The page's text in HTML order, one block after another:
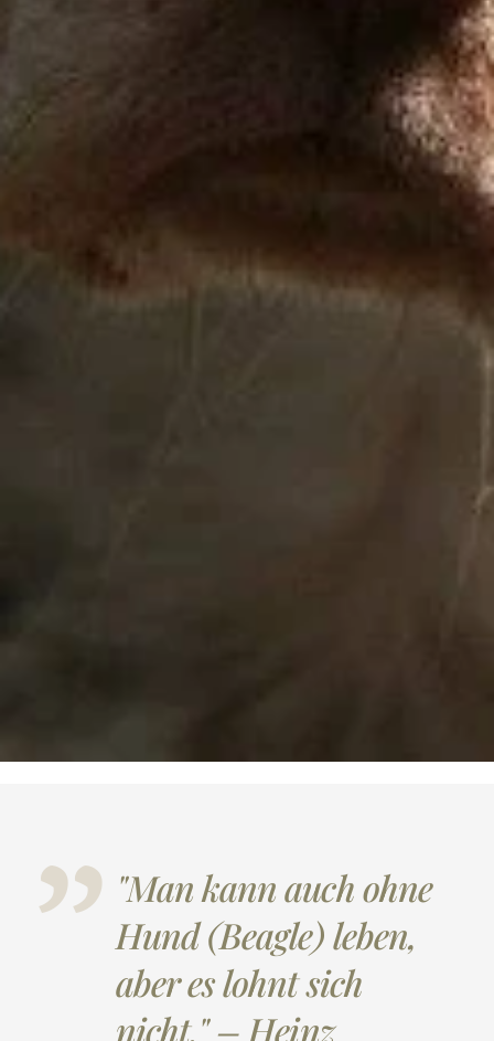
"Man kann auch ohne
Hund (Beagle) leben,
aber es lohnt sich
nicht." – Heinz